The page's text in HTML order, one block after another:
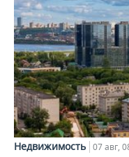
Недвижимость 07 авг,